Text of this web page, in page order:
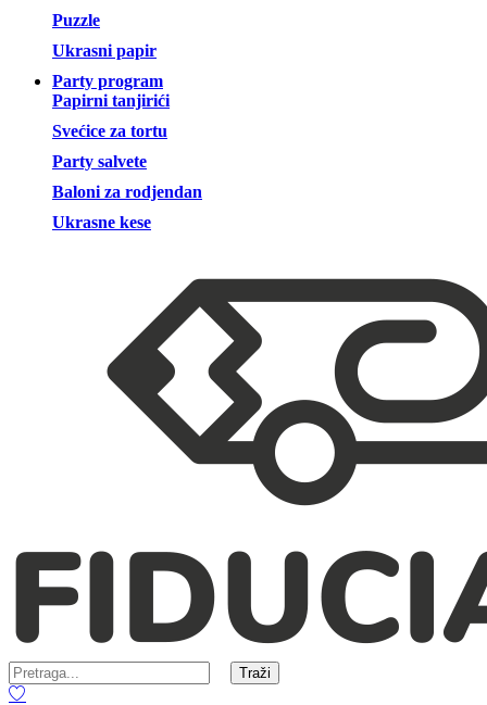
Puzzle
Ukrasni papir
Party program
Papirni tanjirići
Svećice za tortu
Party salvete
Baloni za rodjendan
Ukrasne kese
Traži